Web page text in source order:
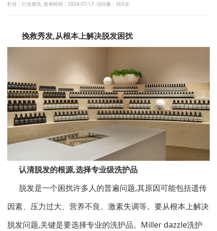
栏目：行业资讯 发布时间：2024-07-17 访问量：365次
挽救秀发,从根本上解决脱发困扰
认清脱发的根源,选择专业级洗护品
脱发是一个困扰许多人的普遍问题,其原因可能包括遗传
因素、压力过大、营养不良、激素失调等。要从根本上解决
脱发问题,关键是要选择专业的洗护品。 Miller dazzle洗护